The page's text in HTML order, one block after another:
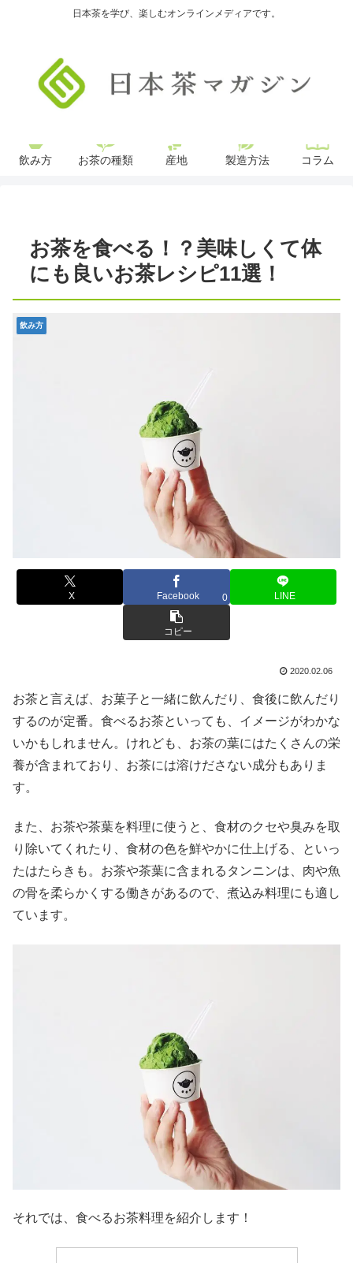
日本茶を学び、楽しむオンラインメディアです。
飲み方 お茶の種類 産地 製造方法 コラム
お茶を食べる！？美味しくて体
にも良いお茶レシピ11選！
飲み方
X Facebook 0 LINE
コピー
2020.02.06
お茶と言えば、お菓子と一緒に飲んだり、食後に飲んだり
するのが定番。食べるお茶といっても、イメージがわかな
いかもしれません。けれども、お茶の葉にはたくさんの栄
養が含まれており、お茶には溶けださない成分もありま
す。
また、お茶や茶葉を料理に使うと、食材のクセや臭みを取
り除いてくれたり、食材の色を鮮やかに仕上げる、といっ
たはたらきも。お茶や茶葉に含まれるタンニンは、肉や魚
の骨を柔らかくする働きがあるので、煮込み料理にも適し
ています。
それでは、食べるお茶料理を紹介します！